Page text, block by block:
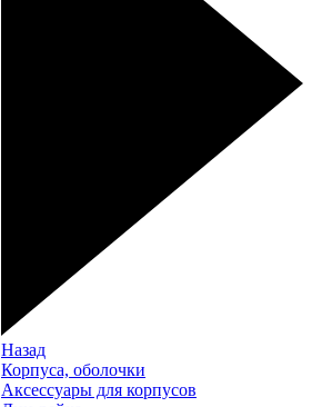
Назад
Корпуса, оболочки
Аксессуары для корпусов